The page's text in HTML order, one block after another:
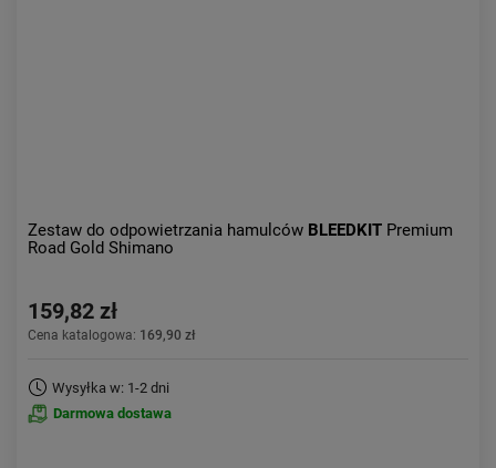
Zestaw do odpowietrzania hamulców BLEEDKIT Premium
Road Gold Shimano
159,82 zł
Cena katalogowa: 169,90 zł
Wysyłka w: 1-2 dni
Darmowa dostawa